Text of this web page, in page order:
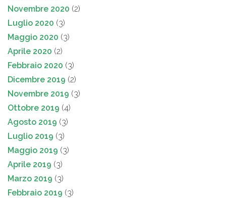
Novembre 2020 (2)
Luglio 2020 (3)
Maggio 2020 (3)
Aprile 2020 (2)
Febbraio 2020 (3)
Dicembre 2019 (2)
Novembre 2019 (3)
Ottobre 2019 (4)
Agosto 2019 (3)
Luglio 2019 (3)
Maggio 2019 (3)
Aprile 2019 (3)
Marzo 2019 (3)
Febbraio 2019 (3)